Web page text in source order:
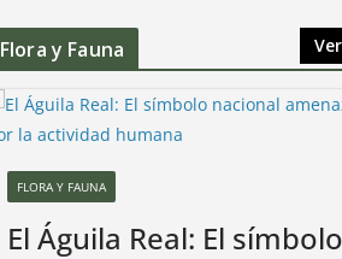
Flora y Fauna
FLORA Y FAUNA
El Águila Real: El símbolo